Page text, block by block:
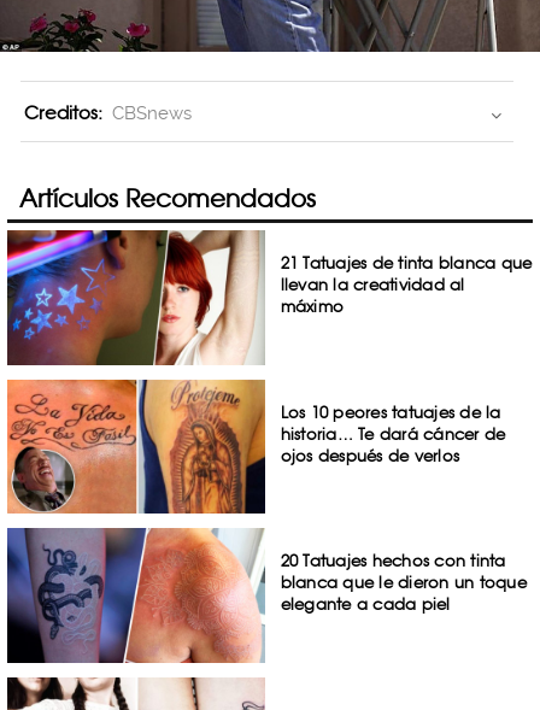
Creditos: CBSnews
Artículos Recomendados
21 Tatuajes de tinta blanca que
llevan la creatividad al
máximo
Los 10 peores tatuajes de la
historia… Te dará cáncer de
ojos después de verlos
20 Tatuajes hechos con tinta
blanca que le dieron un toque
elegante a cada piel